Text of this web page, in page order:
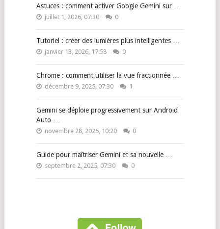
Astuces : comment activer Google Gemini sur …
juillet 1, 2026, 07:30 0
Tutoriel : créer des lumières plus intelligentes …
janvier 13, 2026, 17:58 0
Chrome : comment utiliser la vue fractionnée …
décembre 9, 2025, 07:30 1
Gemini se déploie progressivement sur Android
Auto …
novembre 28, 2025, 10:20 0
Guide pour maîtriser Gemini et sa nouvelle …
septembre 2, 2025, 07:30 0